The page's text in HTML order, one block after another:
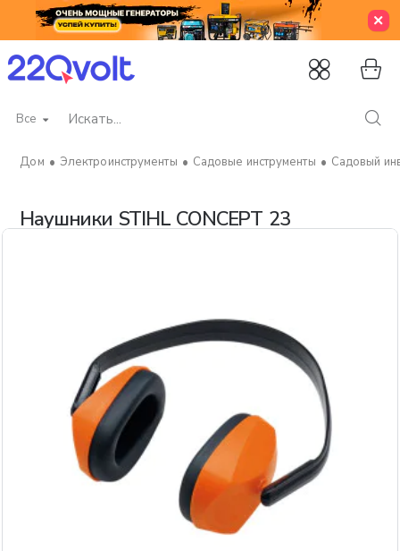
Все
Искать...
Наушники STIHL CONCEPT 23
Электроинструменты Садовые инструменты Садовый